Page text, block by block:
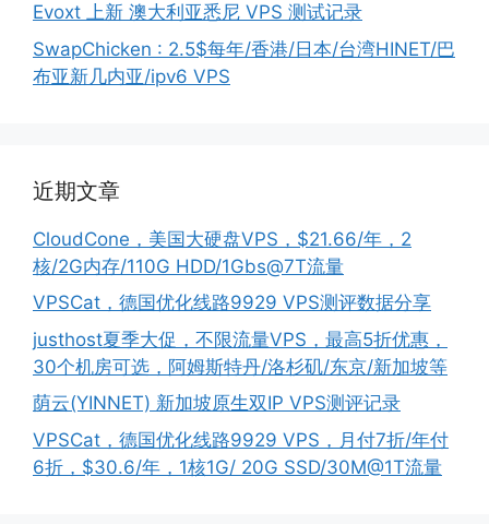
Evoxt 上新 澳大利亚悉尼 VPS 测试记录
SwapChicken : 2.5$每年/香港/日本/台湾HINET/巴
布亚新几内亚/ipv6 VPS
近期文章
CloudCone，美国大硬盘VPS，$21.66/年，2
核/2G内存/110G HDD/1Gbs@7T流量
VPSCat，德国优化线路9929 VPS测评数据分享
justhost夏季大促，不限流量VPS，最高5折优惠，
30个机房可选，阿姆斯特丹/洛杉矶/东京/新加坡等
荫云(YINNET) 新加坡原生双IP VPS测评记录
VPSCat，德国优化线路9929 VPS，月付7折/年付
6折，$30.6/年，1核1G/ 20G SSD/30M@1T流量